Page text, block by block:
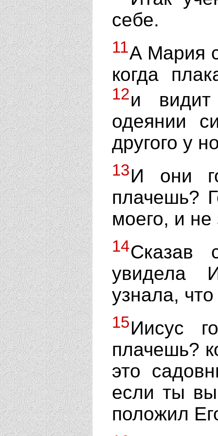
себе.
11А Мария
когда
12и
одеянии
другого у
13И они
плачешь?
моего, и
14Сказав
увидела
узнала,
15Иисус
плачешь?
это
если ты
положил